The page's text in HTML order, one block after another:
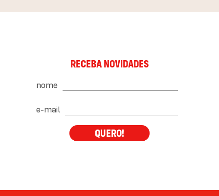
RECEBA NOVIDADES
nome
e-mail
QUERO!